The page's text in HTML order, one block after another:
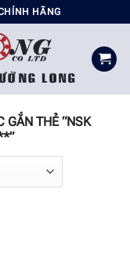
HÃNG
GẮN THẺ “NSK